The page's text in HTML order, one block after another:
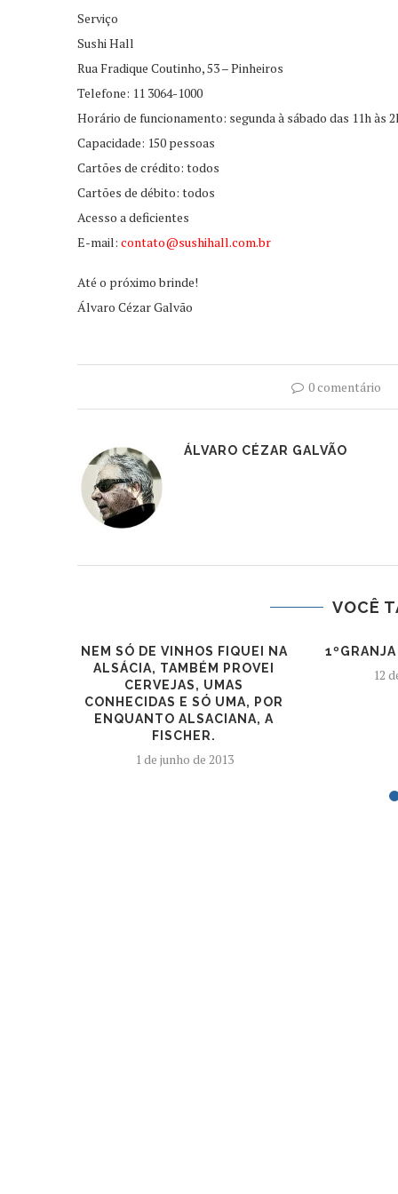
Serviço
Sushi Hall
Rua Fradique Coutinho, 53 – Pinheiros
Telefone: 11 3064-1000
Horário de funcionamento: segunda à sábado das 11h às
Capacidade: 150 pessoas
Cartões de crédito: todos
Cartões de débito: todos
Acesso a deficientes
E-mail: contato@sushihall.com.br
Até o próximo brinde!
Álvaro Cézar Galvão
0 comentário
ÁLVARO CÉZAR GALVÃO
VOCÊ
NEM SÓ DE VINHOS FIQUEI NA
ALSÁCIA, TAMBÉM PROVEI
CERVEJAS, UMAS
CONHECIDAS E SÓ UMA, POR
ENQUANTO ALSACIANA, A
FISCHER.
1 de junho de 2013
12